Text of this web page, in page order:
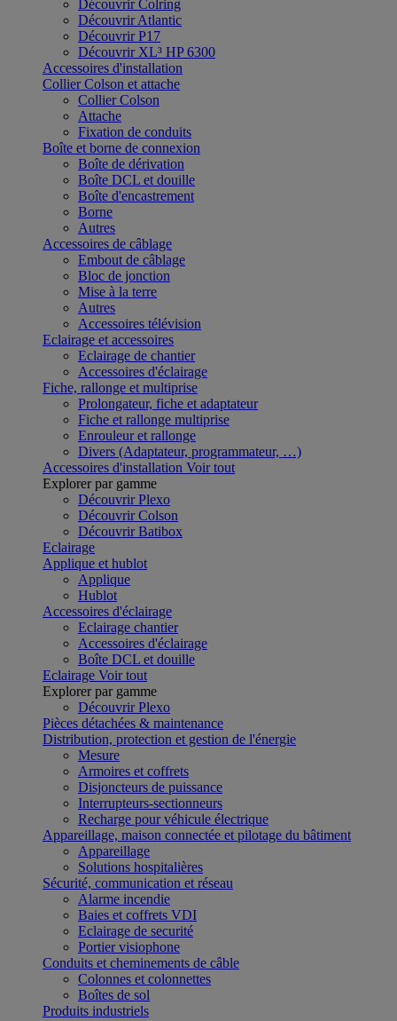
Découvrir Colring
Découvrir Atlantic
Découvrir P17
Découvrir XL³ HP 6300
Accessoires d'installation
Collier Colson et attache
Collier Colson
Attache
Fixation de conduits
Boîte et borne de connexion
Boîte de dérivation
Boîte DCL et douille
Boîte d'encastrement
Borne
Autres
Accessoires de câblage
Embout de câblage
Bloc de jonction
Mise à la terre
Autres
Accessoires télévision
Eclairage et accessoires
Eclairage de chantier
Accessoires d'éclairage
Fiche, rallonge et multiprise
Prolongateur, fiche et adaptateur
Fiche et rallonge multiprise
Enrouleur et rallonge
Divers (Adaptateur, programmateur, …)
Accessoires d'installation Voir tout
Explorer par gamme
Découvrir Plexo
Découvrir Colson
Découvrir Batibox
Eclairage
Applique et hublot
Applique
Hublot
Accessoires d'éclairage
Eclairage chantier
Accessoires d'éclairage
Boîte DCL et douille
Eclairage Voir tout
Explorer par gamme
Découvrir Plexo
Pièces détachées & maintenance
Distribution, protection et gestion de l'énergie
Mesure
Armoires et coffrets
Disjoncteurs de puissance
Interrupteurs-sectionneurs
Recharge pour véhicule électrique
Appareillage, maison connectée et pilotage du bâtiment
Appareillage
Solutions hospitalières
Sécurité, communication et réseau
Alarme incendie
Baies et coffrets VDI
Eclairage de securité
Portier visiophone
Conduits et cheminements de câble
Colonnes et colonnettes
Boîtes de sol
Produits industriels